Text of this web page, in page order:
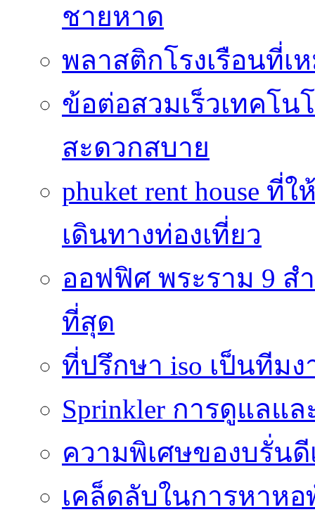
ชายหาด
พลาสติกโรงเรือนที่เ
ข้อต่อสวมเร็วเทคโน
สะดวกสบาย
phuket rent house
เดินทางท่องเที่ยว
ออฟฟิศ พระราม 9 ส
ที่สุด
ที่ปรึกษา iso เป็นทีม
Sprinkler การดูแลแ
ความพิเศษของบรั่นดี
เคล็ดลับในการหาหอ